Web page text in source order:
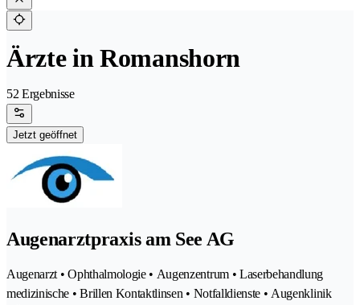
Ärzte in Romanshorn
52 Ergebnisse
Jetzt geöffnet
Augenarztpraxis am See AG
Augenarzt • Ophthalmologie • Augenzentrum • Laserbehandlung
medizinische • Brillen Kontaktlinsen • Notfalldienste • Augenklinik